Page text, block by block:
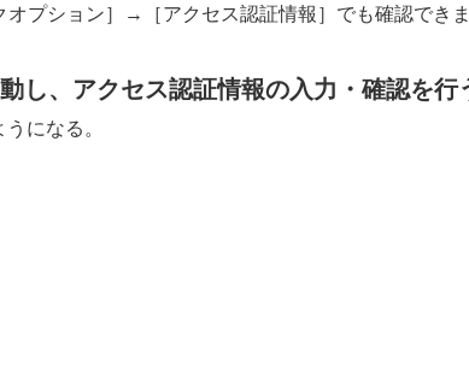
オプション］ → ［アクセス認証情報］ でも確認できま
、アクセス認証情報の入力・確認を行
になる。